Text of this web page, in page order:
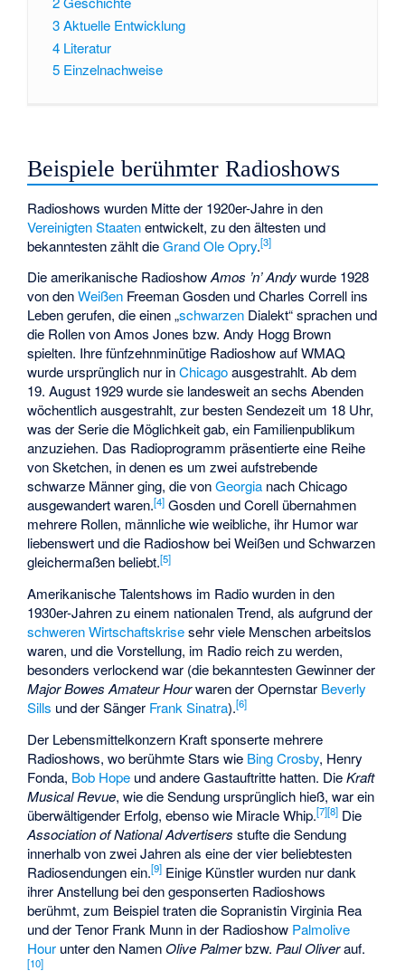
3Aktuelle Entwicklung
4 Literatur
5 Einzelnachweise
Beispiele berühmter Radioshows
Radioshows wurden Mitte der 1920er-Jahre in den
Vereinigten Staatenentwickelt, zu den ältesten und
bekanntesten zählt dieGrand Ole Opry.[3]
Die amerikanische RadioshowAmos ’n’ Andywurde 1928
von denWeißen Freeman Gosden und Charles Correll ins
Leben gerufen, die einen „schwarzen Dialekt“ sprachen und
die Rollen von Amos Jones bzw. Andy Hogg Brown
spielten. Ihre fünfzehnminütige Radioshow aufWMAQ
wurde ursprünglich nur inChicagoausgestrahlt. Ab dem
19. August 1929 wurde sie landesweit an sechs Abenden
wöchentlich ausgestrahlt, zur besten Sendezeit um 18 Uhr,
was der Serie die Möglichkeit gab, ein Familienpublikum
anzuziehen. Das Radioprogramm präsentierte eine Reihe
von Sketchen, in denen es um zwei aufstrebende
schwarze Männer ging, die vonGeorgia nach Chicago
ausgewandert waren.[4] Gosden und Corell übernahmen
mehrere Rollen, männliche wie weibliche, ihr Humor war
liebenswert und die Radioshow bei Weißen und Schwarzen
gleichermaßen beliebt.[5]
Amerikanische Talentshows im Radio wurden in den
1930er-Jahren zu einem nationalen Trend, als aufgrund der
schweren Wirtschaftskrisesehr viele Menschen arbeitslos
waren, und die Vorstellung, im Radio reich zu werden,
besonders verlockend war (die bekanntesten Gewinner der
Major Bowes Amateur Hourwaren der Opernstar Beverly
Sills und der Sänger Frank Sinatra).[6]
Der Lebensmittelkonzern Kraft sponserte mehrere
Radioshows, wo berühmte Stars wie Bing Crosby, Henry
Fonda, Bob Hope und andere Gastauftritte hatten. DieKraft
Musical Revue, wie die Sendung ursprünglich hieß, war ein
überwältigender Erfolg, ebenso wie Miracle Whip.[7][8] Die
Association of National Advertisers stufte die Sendung
innerhalb von zwei Jahren als eine der vier beliebtesten
Radiosendungen ein.[9] Einige Künstler wurden nur dank
ihrer Anstellung bei den gesponserten Radioshows
berühmt, zum Beispiel traten die Sopranistin Virginia Rea
und der Tenor Frank Munn in der Radioshow Palmolive
Hour unter den NamenOlive Palmerbzw. Paul Oliverauf.
[10]